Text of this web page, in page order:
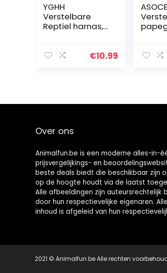
YGHH
Verstelbare
Reptiel harnas,
Riem,
€10.99
Over ons
Animalfun.be is een moderne alles-in-
prijsvergelijkings- en
beste deals biedt die beschikbaar zijn
op de hoogte houdt via de laatst
Alle afbeeldingen zijn auteursrechtelijk
door hun respectievelijke eigenaren.
inhoud is afgeleid van hun
2021 © Animalfun.be Alle rechten